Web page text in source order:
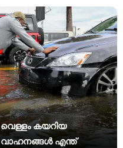
വെള്ളം കയറിയ
വാഹനങ്ങൾ എന്ത്